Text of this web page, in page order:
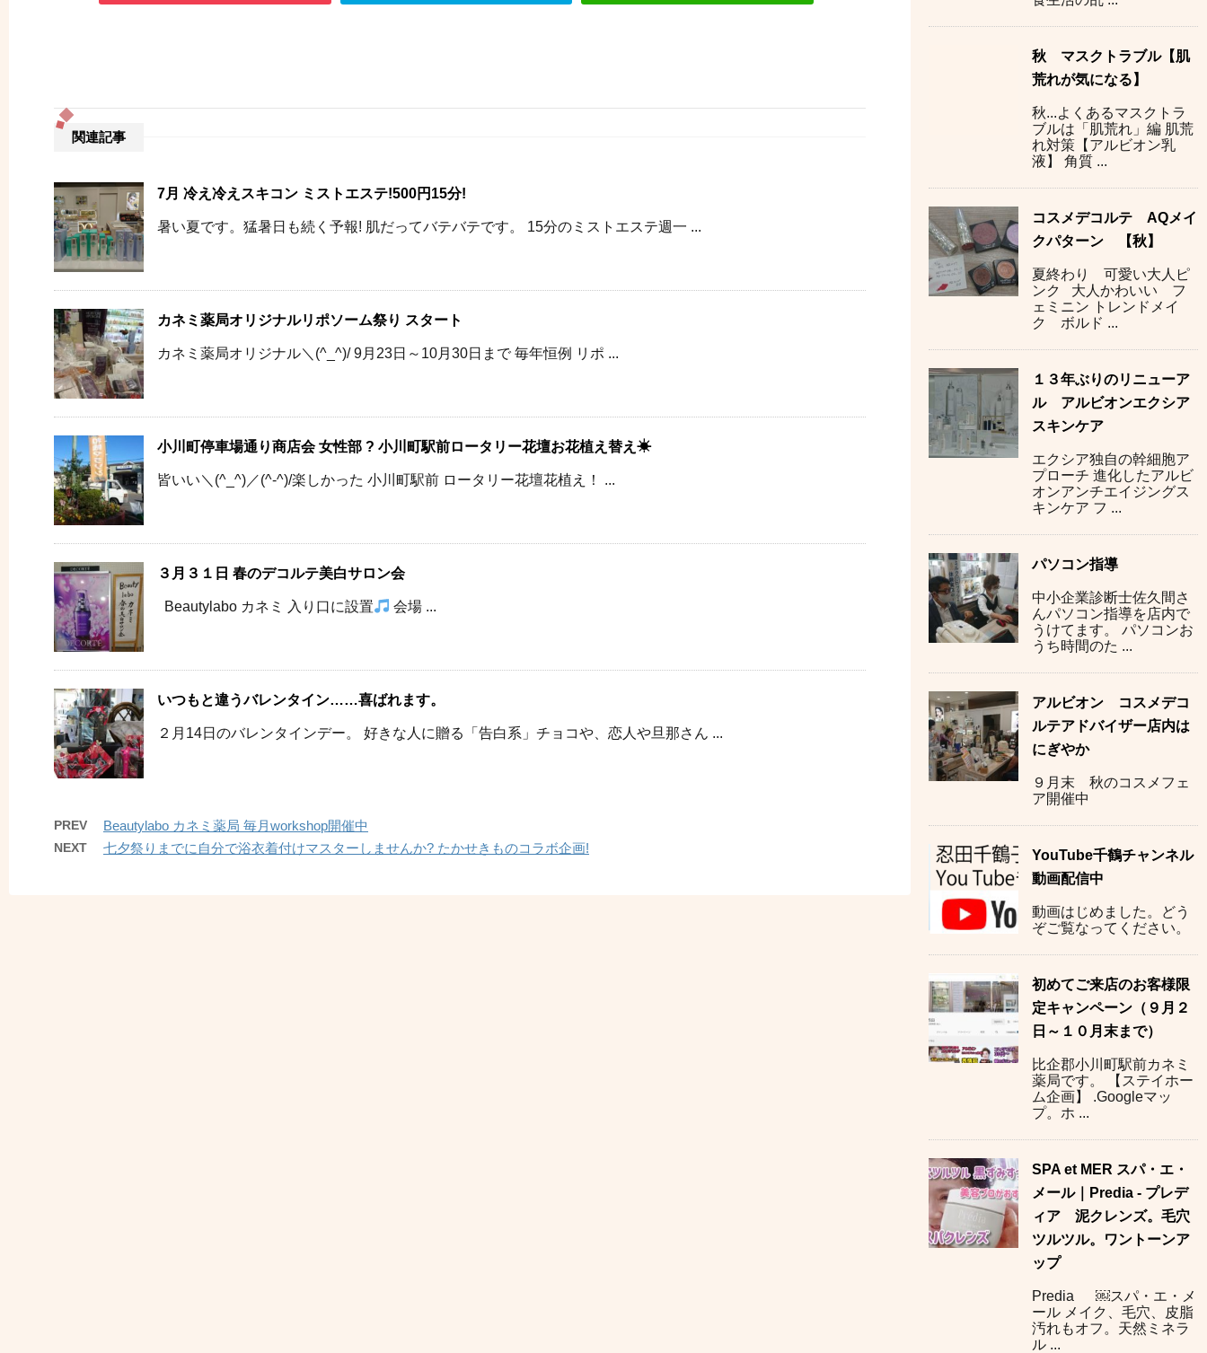
関連記事
7月 冷え冷えスキコン ミストエステ!500円15分!
暑い夏です。猛暑日も続く予報! 肌だってバテバテです。 15分のミストエステ週一 ...
カネミ薬局オリジナルリポソーム祭り スタート
カネミ薬局オリジナル＼(^_^)/ 9月23日～10月30日まで 毎年恒例 リポ ...
小川町停車場通り商店会 女性部 ? 小川町駅前ロータリー花壇お花植え替え☀
皆いい＼(^_^)／(^-^)/楽しかった 小川町駅前 ロータリー花壇花植え！ ...
３月３１日 春のデコルテ美白サロン会
Beautylabo カネミ 入り口に設置 会場 ...
いつもと違うバレンタイン……喜ばれます。
２月14日のバレンタインデー。 好きな人に贈る「告白系」チョコや、恋人や旦那さん ...
PREV Beautylabo カネミ薬局 毎月workshop開催中
NEXT 七夕祭りまでに自分で浴衣着付けマスターしませんか? たかせきものコラボ企画!
秋 マスクトラブル【肌
荒れが気になる】
秋...よくあるマスクトラ
ブルは「肌荒れ」編 肌荒
れ対策【アルビオン乳
液】 角質 ...
コスメデコルテ AQメイ
クパターン 【秋】
夏終わり 可愛い大人ピ
ンク 大人かわいい フ
ェミニン トレンドメイ
ク ボルド ...
１３年ぶりのリニューア
ル アルビオンエクシア
スキンケア
エクシア独自の幹細胞ア
プローチ 進化したアルビ
オンアンチエイジングス
キンケア フ ...
パソコン指導
中小企業診断士佐久間さ
んパソコン指導を店内で
うけてます。 パソコンお
うち時間のた ...
アルビオン コスメデコ
ルテアドバイザー店内は
にぎやか
９月末 秋のコスメフェ
ア開催中
YouTube千鶴チャンネル
動画配信中
動画はじめました。どう
ぞご覧なってください。
初めてご来店のお客様限
定キャンペーン（９月２
日～１０月末まで）
比企郡小川町駅前カネミ
薬局です。 【ステイホー
ム企画】 .Googleマッ
プ。ホ ...
SPA et MER スパ・エ・
メール｜Predia - プレデ
ィア 泥クレンズ。毛穴
ツルツル。ワントーンア
ップ
Predia ￼スパ・エ・メ
ール メイク、毛穴、皮脂
汚れもオフ。天然ミネラ
ル ...